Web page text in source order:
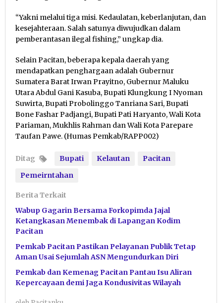
“Yakni melalui tiga misi. Kedaulatan, keberlanjutan, dan
kesejahteraan. Salah satunya diwujudkan dalam
pemberantasan ilegal fishing,” ungkap dia.
Selain Pacitan, beberapa kepala daerah yang
mendapatkan penghargaan adalah Gubernur
Sumatera Barat Irwan Prayitno, Gubernur Maluku
Utara Abdul Gani Kasuba, Bupati Klungkung I Nyoman
Suwirta, Bupati Probolinggo Tanriana Sari, Bupati
Bone Fashar Padjangi, Bupati Pati Haryanto, Wali Kota
Pariaman, Mukhlis Rahman dan Wali Kota Parepare
Taufan Pawe. (Humas Pemkab/RAPP002)
Ditag Bupati Kelautan
Pacitan
Pemeirntahan
Berita Terkait
Wabup Gagarin Bersama Forkopimda Jajal
Ketangkasan Menembak di Lapangan Kodim
Pacitan
Pemkab Pacitan Pastikan Pelayanan Publik Tetap
Aman Usai Sejumlah ASN Mengundurkan Diri
Pemkab dan Kemenag Pacitan Pantau Isu Aliran
Kepercayaan demi Jaga Kondusivitas Wilayah